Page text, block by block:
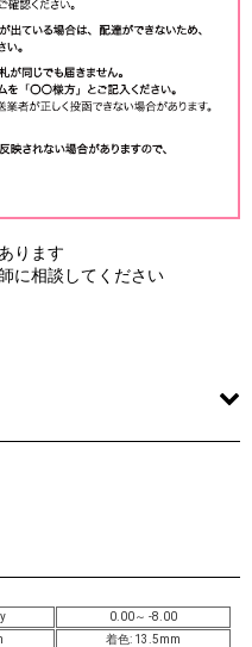
ります
に相談してください
0.00～ -8.00
着色: 13.5mm